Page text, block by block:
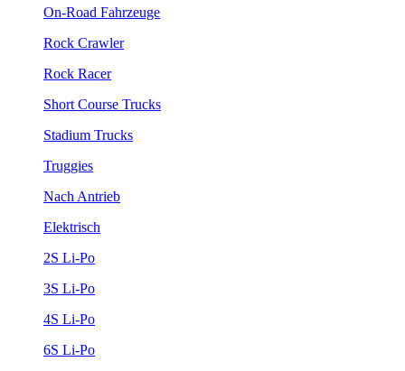
On-Road Fahrzeuge
Rock Crawler
Rock Racer
Short Course Trucks
Stadium Trucks
Truggies
Nach Antrieb
Elektrisch
2S Li-Po
3S Li-Po
4S Li-Po
6S Li-Po